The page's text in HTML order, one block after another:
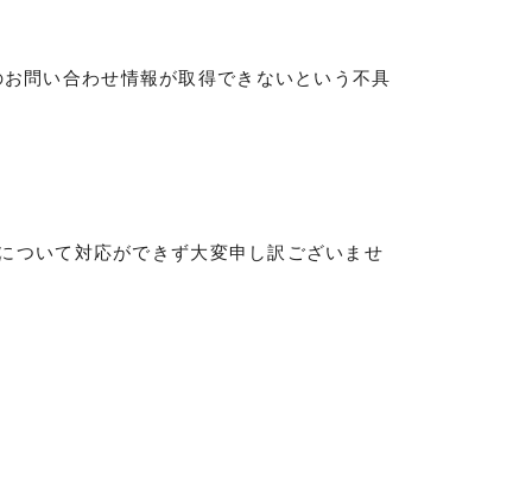
問い合わせ情報が取得できないという不具
いて対応ができず大変申し訳ございませ